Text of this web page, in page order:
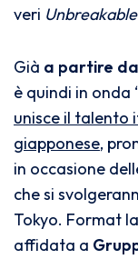
veri Unbreakable
Già a partire
è quindi in onda
unisce il talento
giapponese,
in occasione
che si
Tokyo. Format
affidata a